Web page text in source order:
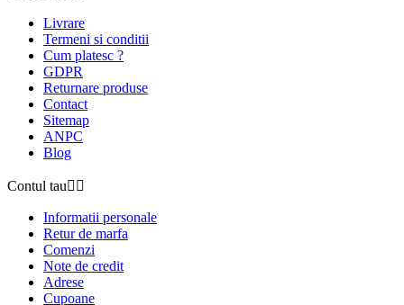
Livrare
Termeni si conditii
Cum platesc ?
GDPR
Returnare produse
Contact
Sitemap
ANPC
Blog
Contul tau 
Informatii personale
Retur de marfa
Comenzi
Note de credit
Adrese
Cupoane